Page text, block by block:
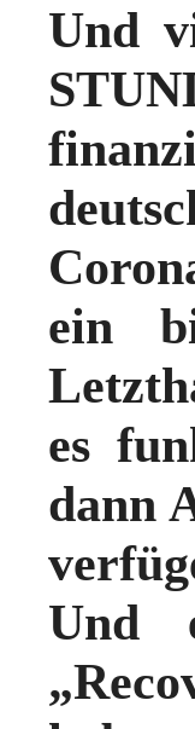
Und
ein
es
dann
Und